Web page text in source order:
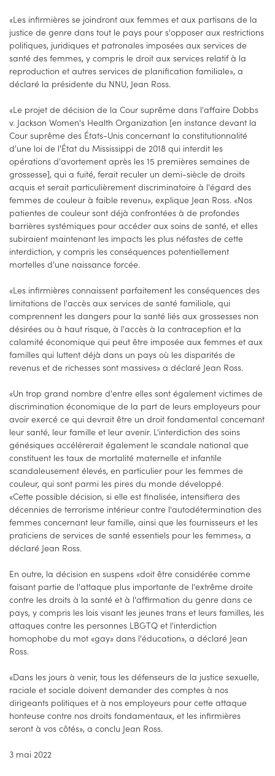
«Les infirmières se joindront aux femmes et aux partisans de la
justice de genre dans tout le pays pour s'opposer aux restrictions
politiques, juridiques et patronales imposées aux services de
santé des femmes, y compris le droit aux services relatif à la
reproduction et autres services de planification familiale», a
déclaré la présidente du NNU, Jean Ross.
«Le projet de décision de la Cour suprême dans l'affaire Dobbs
v. Jackson Women's Health Organization [en instance devant la
Cour suprême des États-Unis concernant la constitutionnalité
d'une loi de l'État du Mississippi de 2018 qui interdit les
opérations d'avortement après les 15 premières semaines de
grossesse], qui a fuité, ferait reculer un demi-siècle de droits
acquis et serait particulièrement discriminatoire à l'égard des
femmes de couleur à faible revenu», explique Jean Ross. «Nos
patientes de couleur sont déjà confrontées à de profondes
barrières systémiques pour accéder aux soins de santé, et elles
subiraient maintenant les impacts les plus néfastes de cette
interdiction, y compris les conséquences potentiellement
mortelles d'une naissance forcée.
«Les infirmières connaissent parfaitement les conséquences des
limitations de l'accès aux services de santé familiale, qui
comprennent les dangers pour la santé liés aux grossesses non
désirées ou à haut risque, à l'accès à la contraception et la
calamité économique qui peut être imposée aux femmes et aux
familles qui luttent déjà dans un pays où les disparités de
revenus et de richesses sont massives» a déclaré Jean Ross.
«Un trop grand nombre d'entre elles sont également victimes de
discrimination économique de la part de leurs employeurs pour
avoir exercé ce qui devrait être un droit fondamental concernant
leur santé, leur famille et leur avenir. L'interdiction des soins
génésiques accélérerait également le scandale national que
constituent les taux de mortalité maternelle et infantile
scandaleusement élevés, en particulier pour les femmes de
couleur, qui sont parmi les pires du monde développé.
«Cette possible décision, si elle est finalisée, intensifiera des
décennies de terrorisme intérieur contre l'autodétermination des
femmes concernant leur famille, ainsi que les fournisseurs et les
praticiens de services de santé essentiels pour les femmes», a
déclaré Jean Ross.
En outre, la décision en suspens «doit être considérée comme
faisant partie de l'attaque plus importante de l'extrême droite
contre les droits à la santé et à l'affirmation du genre dans ce
pays, y compris les lois visant les jeunes trans et leurs familles, les
attaques contre les personnes LBGTQ et l'interdiction
homophobe du mot «gay» dans l'éducation», a déclaré Jean
Ross.
«Dans les jours à venir, tous les défenseurs de la justice sexuelle,
raciale et sociale doivent demander des comptes à nos
dirigeants politiques et à nos employeurs pour cette attaque
honteuse contre nos droits fondamentaux, et les infirmières
seront à vos côtés», a conclu Jean Ross.
3 mai 2022